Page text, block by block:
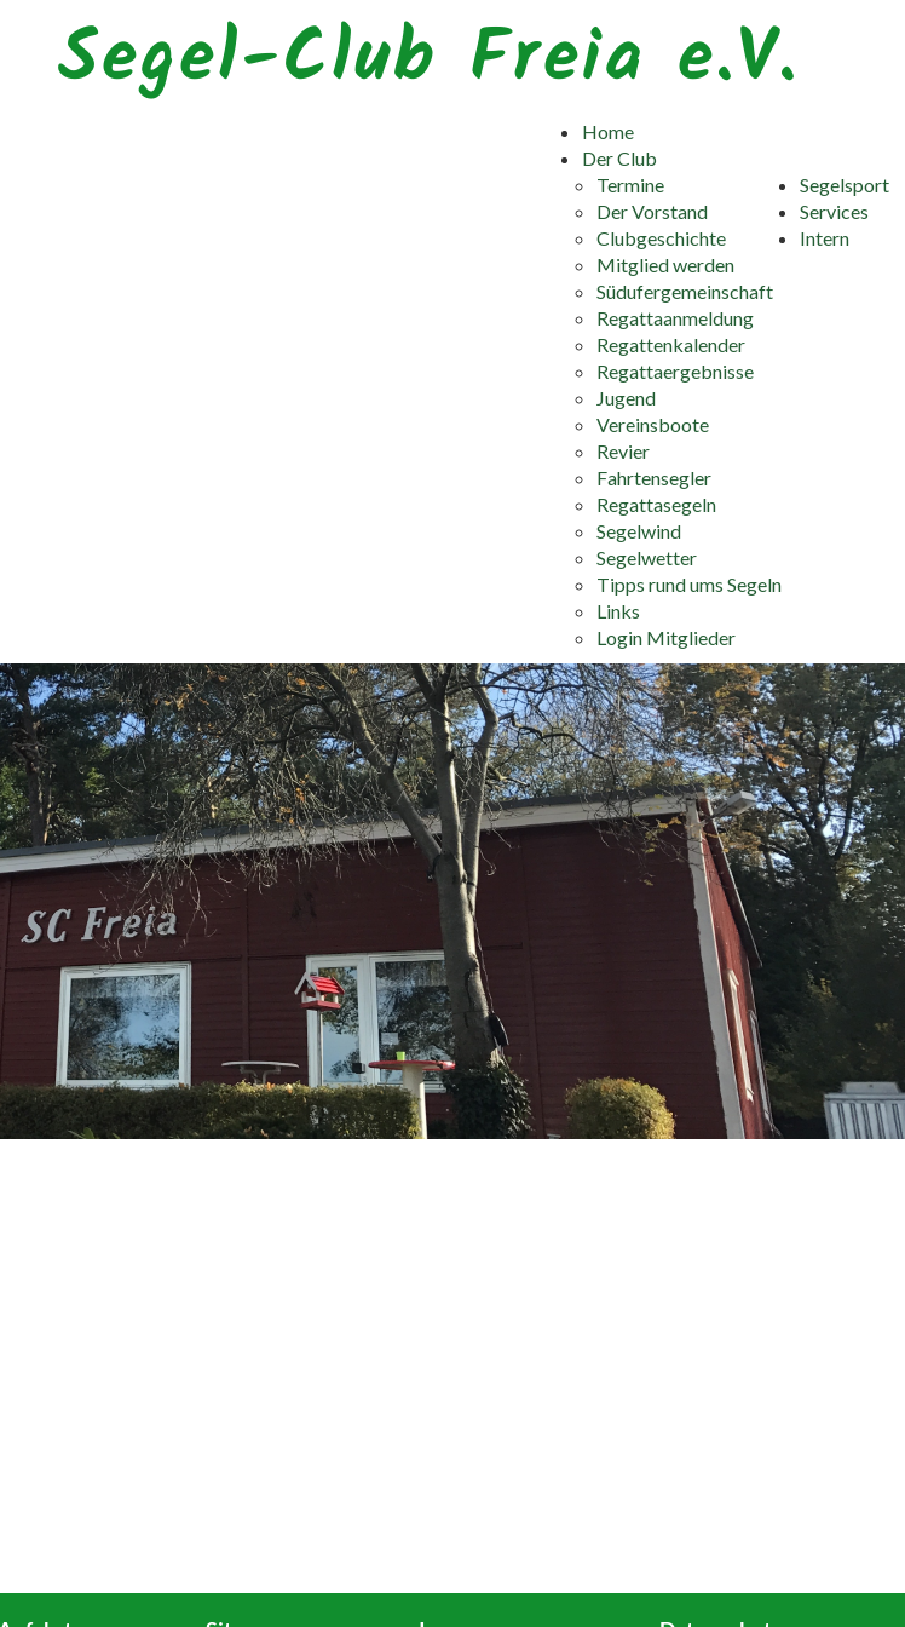
Segel-Club Freia e.V.
Home
Der Club
Termine
Der Vorstand
Clubgeschichte
Mitglied werden
Südufergemeinschaft
Segelsport
Regattaanmeldung
Regattenkalender
Regattaergebnisse
Jugend
Vereinsboote
Revier
Fahrtensegler
Regattasegeln
Services
Segelwind
Segelwetter
Tipps rund ums Segeln
Links
Intern
Login Mitglieder